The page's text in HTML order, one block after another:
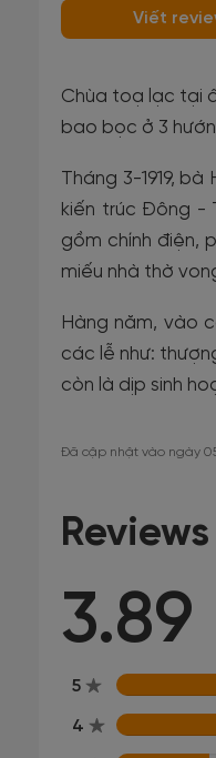
Viết
Chùa toạ lạc tại
bao bọc ở 3
Tháng 3-1919,
kiến trúc Đông -
gồm chính điện,
miếu nhà thờ
Hàng năm, vào
các lễ như:
còn là dịp sinh
Đã cập nhật vào ngày
Reviews
3.89
5
4